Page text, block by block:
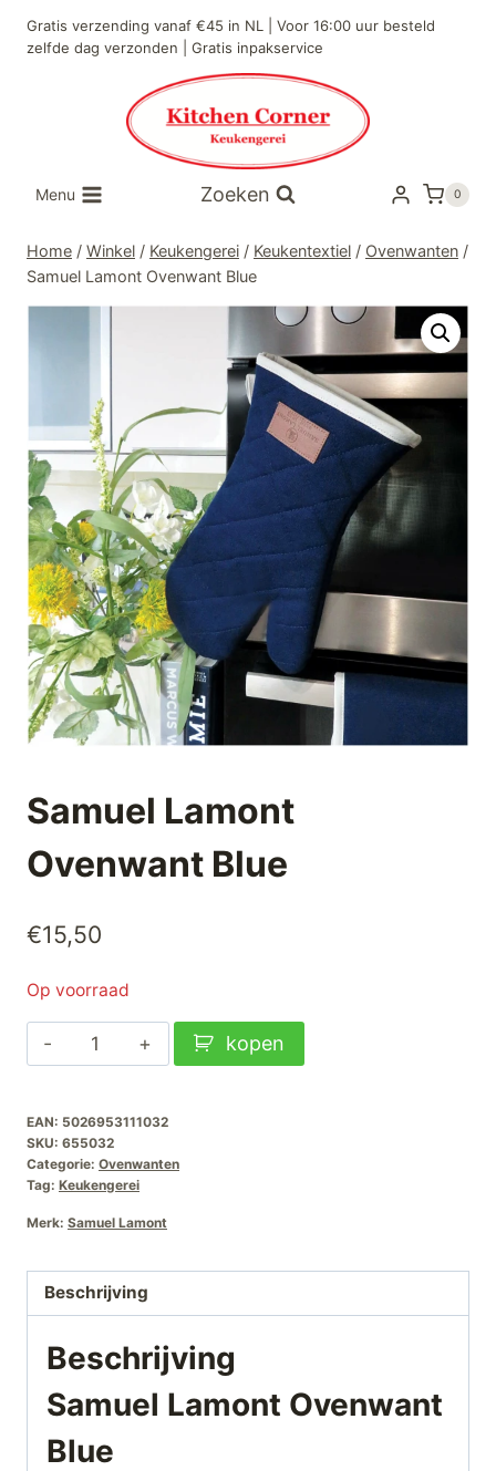
naar
Gratis verzending vanaf €45 in NL | Voor 16:00 uur besteld
zelfde dag verzonden | Gratis inpakservice
Menu Zoeken 0
Home / Winkel / Keukengerei / Keukentextiel / Ovenwanten /
Samuel Lamont Ovenwant Blue
Samuel Lamont
Ovenwant Blue
€15,50
Op voorraad
Samuel
Lamont
Blue
aantal
kopen
EAN: 5026953111032
SKU: 655032
Categorie: Ovenwanten
Tag: Keukengerei
Merk: Samuel Lamont
Beschrijving
Beschrijving
Samuel Lamont Ovenwant
Blue